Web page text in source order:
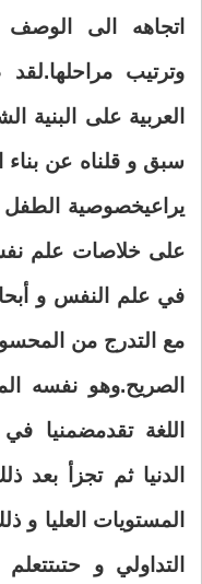
اتجاهه الى الوصف
وترتيب
العربية على البنية
سبق و قلناه عن بناء
يراعيخصوصية الطفل
على خلاصات علم
في علم النفس و
مع التدرج من
الصريح.وهو نفسه
اللغة تقدمضمنيا في
الدنيا ثم تجزأ بعد
المستويات العليا و
التداولي و حتىتتعلم